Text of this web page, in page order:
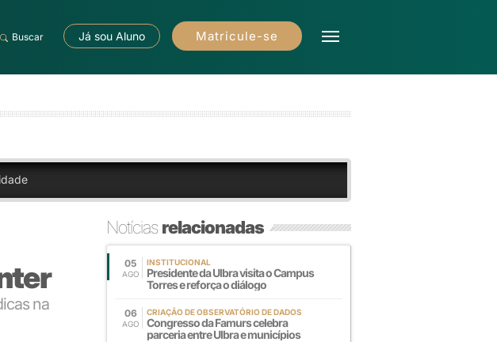
Buscar Já sou Aluno Matricule-se
na
Notíciasrelacionadas
05
AGO
INSTITUCIONAL
Presidente da Ulbra visita o Campus
Torres e reforça o diálogo
06
AGO
CRIAÇÃO DE OBSERVATÓRIO DE DADOS
Congresso da Famurs celebra
parceria entre Ulbra e municípios